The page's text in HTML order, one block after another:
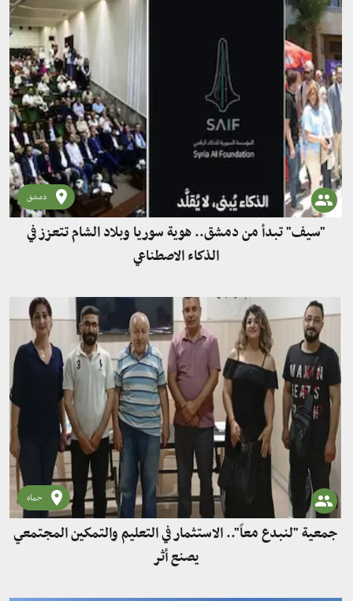
دمشق
"سيف" تبدأ من دمشق.. هوية سوريا وبلاد الشام تتعزز في
الذكاء الاصطناعي
حماه
جمعية "لنبدع معاً".. الاستثمار في التعليم والتمكين المجتمعي
يصنع أثر